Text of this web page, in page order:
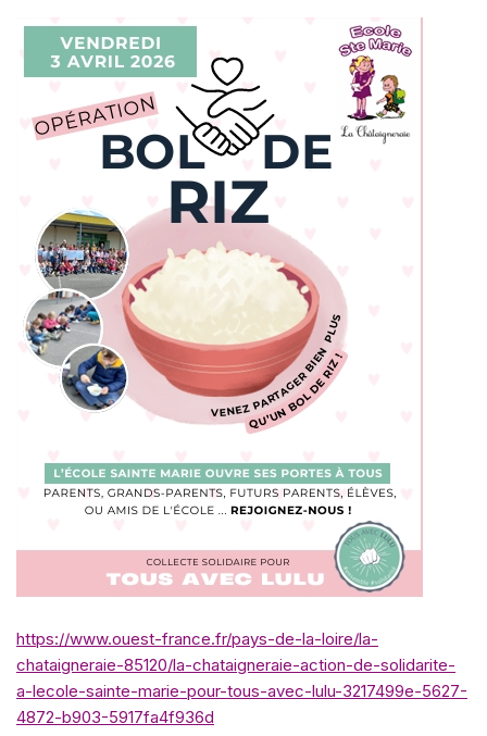
https://www.ouest-france.fr/pays-de-la-loire/la-
chataigneraie-85120/la-chataigneraie-action-de-solidarite-
a-lecole-sainte-marie-pour-tous-avec-lulu-3217499e-5627-
4872-b903-5917fa4f936d